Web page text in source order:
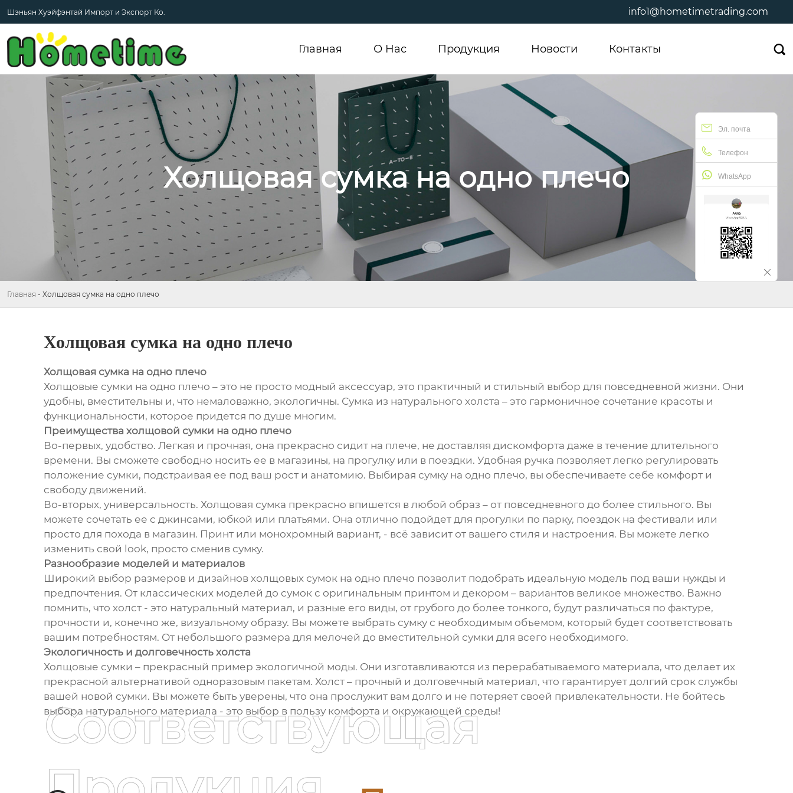
Шэньян Хуэйфэнтай Импорт и Экспорт Ко. info1@hometimetrading.com
Главная О Hас Продукция Новости Контакты 
Холщовая сумка на одно плечо
Главная - Холщовая сумка на одно плечо
Холщовая сумка на одно плечо
Холщовая сумка на одно плечо
Холщовые сумки на одно плечо – это не просто модный аксессуар, это практичный и стильный выбор для повседневной жизни. Они
удобны, вместительны и, что немаловажно, экологичны. Сумка из натурального холста – это гармоничное сочетание красоты и
функциональности, которое придется по душе многим.
Преимущества холщовой сумки на одно плечо
Во-первых, удобство. Легкая и прочная, она прекрасно сидит на плече, не доставляя дискомфорта даже в течение длительного
времени. Вы сможете свободно носить ее в магазины, на прогулку или в поездки. Удобная ручка позволяет легко регулировать
положение сумки, подстраивая ее под ваш рост и анатомию. Выбирая сумку на одно плечо, вы обеспечиваете себе комфорт и
свободу движений.
Во-вторых, универсальность. Холщовая сумка прекрасно впишется в любой образ – от повседневного до более стильного. Вы
можете сочетать ее с джинсами, юбкой или платьями. Она отлично подойдет для прогулки по парку, поездок на фестивали или
просто для похода в магазин. Принт или монохромный вариант, - всё зависит от вашего стиля и настроения. Вы можете легко
изменить свой look, просто сменив сумку.
Разнообразие моделей и материалов
Широкий выбор размеров и дизайнов холщовых сумок на одно плечо позволит подобрать идеальную модель под ваши нужды и
предпочтения. От классических моделей до сумок с оригинальным принтом и декором – вариантов великое множество. Важно
помнить, что холст - это натуральный материал, и разные его виды, от грубого до более тонкого, будут различаться по фактуре,
прочности и, конечно же, визуальному образу. Вы можете выбрать сумку с необходимым объемом, который будет соответствовать
вашим потребностям. От небольшого размера для мелочей до вместительной сумки для всего необходимого.
Экологичность и долговечность холста
Холщовые сумки – прекрасный пример экологичной моды. Они изготавливаются из перерабатываемого материала, что делает их
прекрасной альтернативой одноразовым пакетам. Холст – прочный и долговечный материал, что гарантирует долгий срок службы
вашей новой сумки. Вы можете быть уверены, что она прослужит вам долго и не потеряет своей привлекательности. Не бойтесь
выбора натурального материала - это выбор в пользу комфорта и окружающей среды!
Соответствующая
Эл. почта
Телефон
WhatsApp